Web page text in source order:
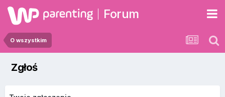
Forum
O wszystkim
Zgłoś